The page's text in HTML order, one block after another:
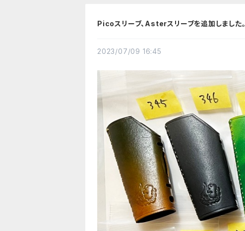
Picoスリーブ、Asterスリーブを追加しました。
2023/07/09 16:45